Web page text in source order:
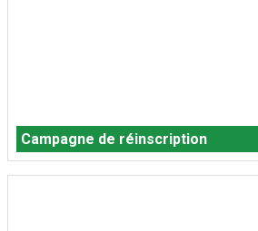
Campagne de réinscription